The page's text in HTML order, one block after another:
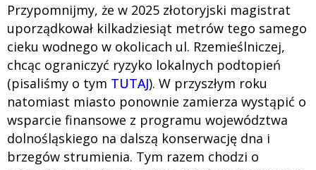
Przypomnijmy, że w 2025 złotoryjski magistrat
uporządkował kilkadziesiąt metrów tego samego
cieku wodnego w okolicach ul. Rzemieślniczej,
chcąc ograniczyć ryzyko lokalnych podtopień
(pisaliśmy o tym TUTAJ). W przyszłym roku
natomiast miasto ponownie zamierza wystąpić o
wsparcie finansowe z programu województwa
dolnośląskiego na dalszą konserwację dna i
brzegów strumienia. Tym razem chodzi o